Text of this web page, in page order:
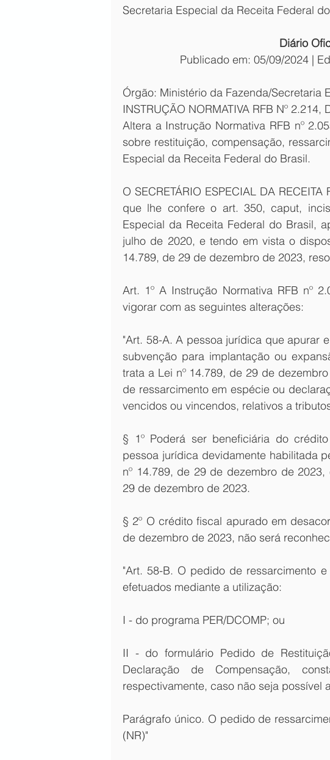
Secretaria Especial da Receita Federal
Diário
Publicado em: 05/09/2024 |
Órgão: Ministério da Fazenda/
INSTRUÇÃO NORMATIVA RFB Nº 2.214,
Altera a Instrução Normativa RFB nº
sobre restituição, compensação,
Especial da Receita Federal do Brasil.
O SECRETÁRIO ESPECIAL DA
que lhe confere o art. 350, caput,
Especial da Receita Federal do Brasil,
julho de 2020, e tendo em vista o
14.789, de 29 de dezembro de 2023,
Art. 1º A Instrução Normativa RFB nº
vigorar com as seguintes alterações:
"Art. 58-A. A pessoa jurídica que apurar
subvenção para implantação ou
trata a Lei nº 14.789, de 29 de
de ressarcimento em espécie ou
vencidos ou vincendos, relativos a
§ 1º Poderá ser beneficiária do
pessoa jurídica devidamente habilitada
nº 14.789, de 29 de dezembro de
29 de dezembro de 2023.
§ 2º O crédito fiscal apurado em
de dezembro de 2023, não será
"Art. 58-B. O pedido de ressarcimento
efetuados mediante a utilização:
I - do programa PER/DCOMP; ou
II - do formulário Pedido de
Declaração de Compensação,
respectivamente, caso não seja possível
Parágrafo único. O pedido de
(NR)"